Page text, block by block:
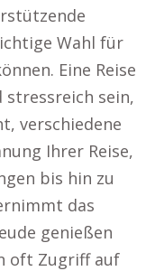
Wahl für
Eine Reise
stressreich sein,
verschiedene
Ihrer Reise,
bis hin zu
das
genießen
oft Zugriff auf